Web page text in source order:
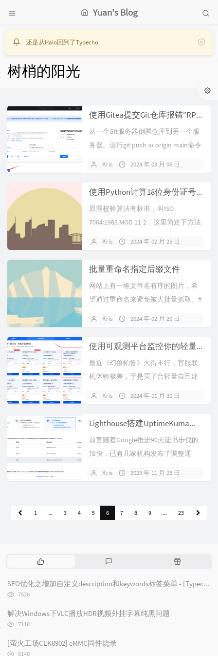
Yuan's Blog
还是从Halo回到了Typecho
树梢的阳光
使用Gitea提交Git仓库报错"RPC failed; HTTP 413 curl 22 The requested URL returned error: 413"
从一个Git服务器倒腾仓库到另一个服
务器。运行git push -u origin main命令
Kris 2024 年 03 月 06 日
使用Python计算18位身份证号最后一位校验码（ISO 7064:1983.MOD 11-2）
原理校验算法有标准，叫ISO
7064:1983.MOD 11-2，这里简述下方法
Kris 2024 年 02 月 25 日
批量重命名指定后缀文件
网站上有一堆文件名有序的图片，希
望通过重命名来避免被人批量抓取。#
Kris 2024 年 02 月 20 日
使用可观测平台监控你的轻量帕鲁服务器内存状况
最近《幻兽帕鲁》火得不行，官服联
机体验极差，于是买了台轻量自己建
Kris 2024 年 01 月 30 日
Lighthouse搭建UptimeKuma监控网站连通与证书状态并接入腾讯SMS通知
前言随着Google推进90天证书步伐的
加快，已有几家机构发布了调整通
Kris 2023 年 11 月 23 日
1 ... 3 4 5 6 7 8 9 ... 23
热
文
评
随
文
SEO优化之增加自定义description和keywords标签菜单 - [Typecho/Handsome]
浏
次
数:
7526
解决Windows下VLC播放HDR视频外挂字幕纯黑问题
浏
次
数:
7118
[萤火工场CEK8902] eMMC固件烧录
浏
6140